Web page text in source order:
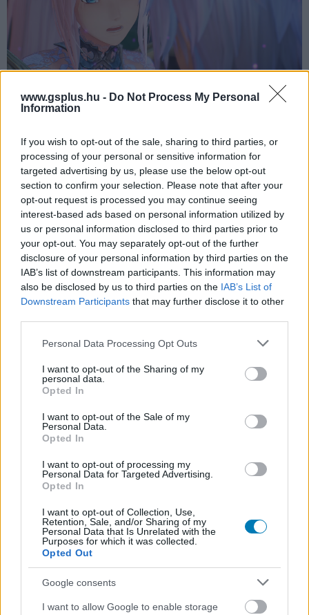
www.gsplus.hu - Do Not Process My Personal
Information
If you wish to opt-out of the sale, sharing to third parties, or
processing of your personal or sensitive information for
targeted advertising by us, please use the below opt-out
section to confirm your selection. Please note that after your
opt-out request is processed you may continue seeing
interest-based ads based on personal information utilized by
us or personal information disclosed to third parties prior to
your opt-out. You may separately opt-out of the further
disclosure of your personal information by third parties on the
IAB’s list of downstream participants. This information may
also be disclosed by us to third parties on the IAB’s List of
Downstream Participants that may further disclose it to other
Please note that this website/app uses one or more Google
not limited to your visit or usage behaviour. You may click to
grant or deny consent to Google and its third-party tags to
use your data for below specified purposes in below Google
consent section.
Personal Data Processing Opt Outs
I want to opt-out of the Sharing of my
personal data.
Opted In
I want to opt-out of the Sale of my
Personal Data.
Opted In
I want to opt-out of processing my
Personal Data for Targeted Advertising.
Opted In
I want to opt-out of Collection, Use,
Retention, Sale, and/or Sharing of my
Personal Data that Is Unrelated with the
Purposes for which it was collected.
Opted Out
Google consents
I want to allow Google to enable storage
töltött óráim során folyton az járt a fejemben, hogy
handheldben pörgetni a játékot a legjobb élmény, amit ez
csak kínálni tud. Még az elnyújtott befejezés és a relatíve
vérszegény Beyond the Dawn DLC is sokkal vállalhatóbb
úgy, hogy az ágyban fekve nyomogatom a gombokat és
bármikor letehetem a konzolt magam mellé egy kis
pihenő kedvéért. Nem ez lesz az a JRPG, amivel kergetni
fogok majd minden Switch 2 tulajdonost (az továbbra is
a Persona 3), de ha még nem volt szerencséd a Tales of
Arise-hoz vagy akár a franchise egyetlen darabjához
sem, akkor a hibridre szánt verzió egy tökéletesen
Nem akarsz lemaradni semmiről?
Rengeteg hír és cikk vár rád, lehet, hogy éppen nem
jön szembe GSO-n vagy a social médiában. Segítünk,
hogy naprakész maradj, kiválogatjuk neked a
Kijelentem, hogy azadatkezelési nyilatkozat
megismertem és azt elfogadom.